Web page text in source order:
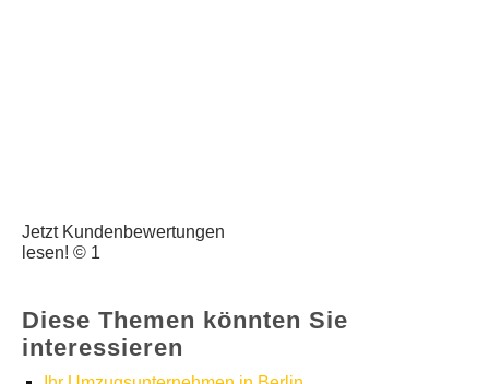
Jetzt Kundenbewertungen
lesen! © 1
Diese Themen könnten Sie
interessieren